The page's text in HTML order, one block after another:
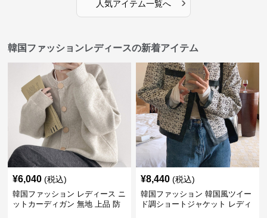
人気アイテム一覧へ
韓国ファッションレディースの新着アイテム
¥6,040 (税込)
韓国ファッション レディース ニ
ットカーディガン 無地 上品 防
¥8,440 (税込)
韓国ファッション 韓国風ツイー
ド調ショートジャケット レディ